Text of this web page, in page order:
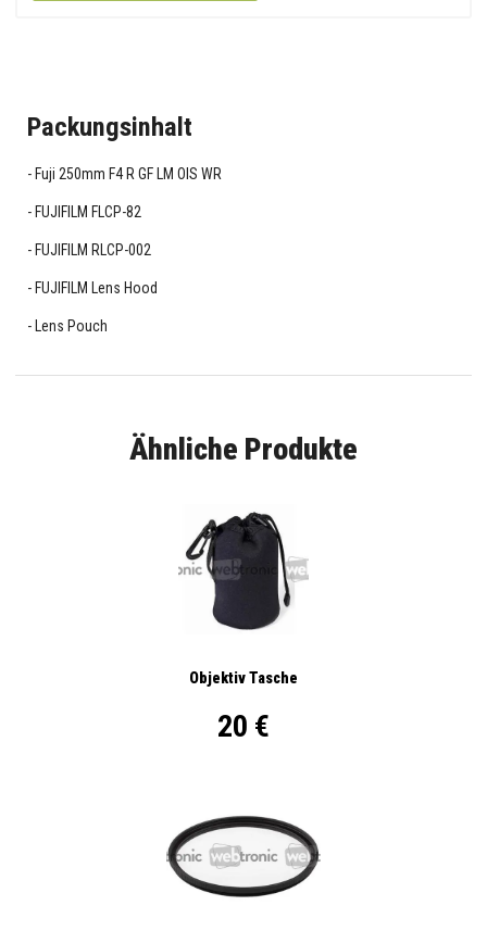
Packungsinhalt
Fuji 250mm F4 R GF LM OIS WR
FUJIFILM FLCP-82
FUJIFILM RLCP-002
FUJIFILM Lens Hood
Lens Pouch
Ähnliche Produkte
Objektiv Tasche
20 €